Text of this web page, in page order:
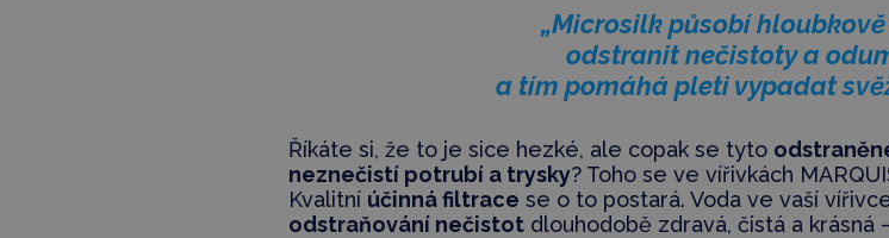
„Microsilk působí
odstranit nečistoty a
a tím pomáhá pleti vypadat
Říkáte si, že to je sice hezké, ale copak se tyto
neznečistí potrubí a trysky? Toho se ve vířivkách
Kvalitní účinná filtrace se o to postará. Voda ve vaší
odstraňování nečistotdlouhodobě zdravá, čistá a krásná